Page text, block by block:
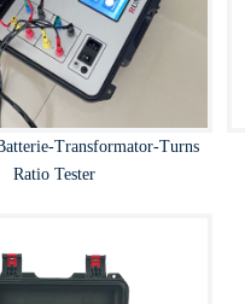
Transformator-Turns
Ratio Tester